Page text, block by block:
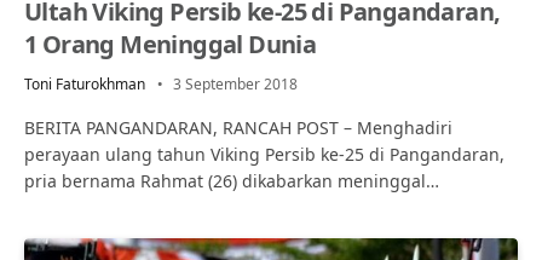
Ultah Viking Persib ke-25 di Pangandaran,
1 Orang Meninggal Dunia
Toni Faturokhman 3 September 2018
BERITA PANGANDARAN, RANCAH POST – Menghadiri
perayaan ulang tahun Viking Persib ke-25 di Pangandaran,
pria bernama Rahmat (26) dikabarkan meninggal…